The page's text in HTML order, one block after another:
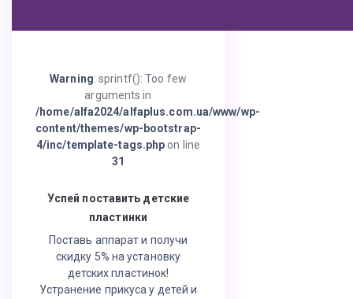
Warning: sprintf(): Too few
arguments in
/home/alfa2024/alfaplus.com.ua/www/wp-
content/themes/wp-bootstrap-
4/inc/template-tags.php on line
31
Успей поставить детские
пластинки
Поставь аппарат и получи
скидку 5% на установку
детских пластинок!
Устранение прикуса у детей и